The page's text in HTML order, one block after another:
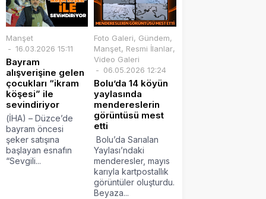
Manşet
16.03.2026 15:11
Bayram
alışverişine gelen
çocukları “ikram
köşesi” ile
sevindiriyor
(İHA) – Düzce’de
bayram öncesi
şeker satışına
başlayan esnafın
“Sevgili...
Foto Galeri, Gündem,
Manşet, Resmi İlanlar,
Video Galeri
06.05.2026 12:24
Bolu’da 14 köyün
yaylasında
mendereslerin
görüntüsü mest
etti
Bolu’da Sarıalan
Yaylası’ndaki
menderesler, mayıs
karıyla kartpostallık
görüntüler oluşturdu.
Beyaza...